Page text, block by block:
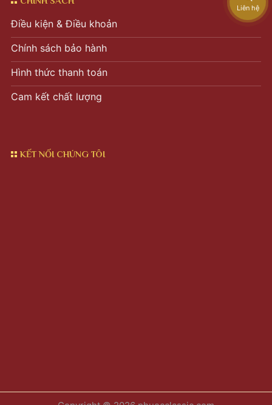
Điều kiện & Điều khoản
Chính sách bảo hành
Hình thức thanh toán
Cam kết chất lượng
KẾT NỐI CHÚNG TÔI
Liên hệ